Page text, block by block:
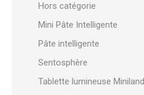
Hors catégorie
Mini Pâte Intelligente
Pâte intelligente
Sentosphère
Tablette lumineuse Miniland